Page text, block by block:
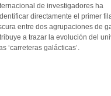
de investigadores ha
directamente el primer
entre dos agrupaciones de
a trazar la evolución del
‘carreteras galácticas’.